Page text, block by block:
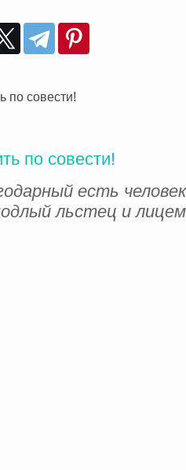
по совести!
есть
льстец и